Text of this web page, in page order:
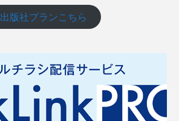
出版社プランこちら